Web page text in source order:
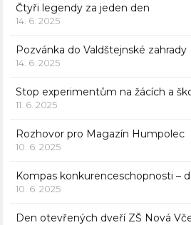
Čtyři legendy za jeden den
14. 6. 2025
Pozvánka do Valdštejnské zahrady
14. 6. 2025
Stop experimentům na žácích a
11. 6. 2025
Rozhovor pro Magazín Humpolec
10. 6. 2025
Kompas konkurenceschopnosti –
10. 6. 2025
Den otevřených dveří ZŠ Nová